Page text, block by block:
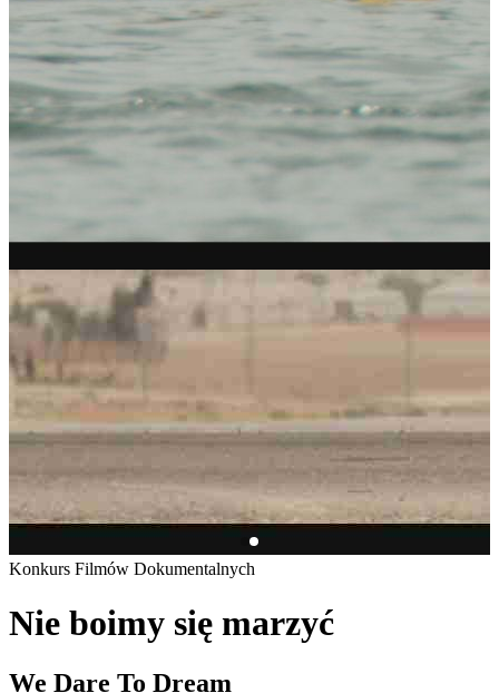
Konkurs Filmów Dokumentalnych
Nie boimy się marzyć
We Dare To Dream